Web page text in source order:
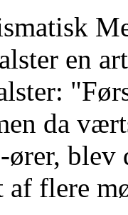
en
da
ører,
af flere